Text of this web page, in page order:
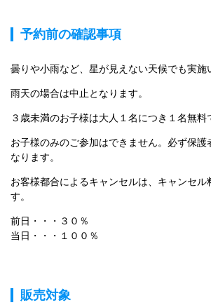
予約前の確認事項
曇りや小雨など、星が見えない天候でも実施
雨天の場合は中止となります。
３歳未満のお子様は大人１名につき１名無料
お子様のみのご参加はできません。必ず保護
なります。
お客様都合によるキャンセルは、キャンセル
す。
前日・・・３０％
当日・・・１００％
販売対象